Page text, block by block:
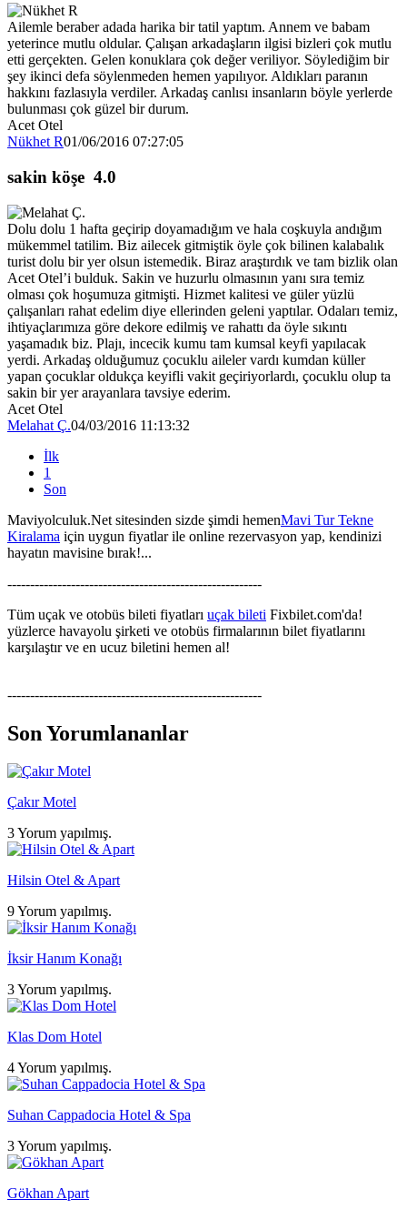
Ailemle beraber adada harika bir tatil yaptım. Annem ve babam
yeterince mutlu oldular. Çalışan arkadaşların ilgisi bizleri çok mutlu
etti gerçekten. Gelen konuklara çok değer veriliyor. Söylediğim bir
şey ikinci defa söylenmeden hemen yapılıyor. Aldıkları paranın
hakkını fazlasıyla verdiler. Arkadaş canlısı insanların böyle yerlerde
bulunması çok güzel bir durum.
Acet Otel
Nükhet R01/06/2016 07:27:05
sakin köşe 4.0
Dolu dolu 1 hafta geçirip doyamadığım ve hala coşkuyla andığım
mükemmel tatilim. Biz ailecek gitmiştik öyle çok bilinen kalabalık
turist dolu bir yer olsun istemedik. Biraz araştırdık ve tam bizlik olan
Acet Otel’i bulduk. Sakin ve huzurlu olmasının yanı sıra temiz
olması çok hoşumuza gitmişti. Hizmet kalitesi ve güler yüzlü
çalışanları rahat edelim diye ellerinden geleni yaptılar. Odaları temiz,
ihtiyaçlarımıza göre dekore edilmiş ve rahattı da öyle sıkıntı
yaşamadık biz. Plajı, incecik kumu tam kumsal keyfi yapılacak
yerdi. Arkadaş olduğumuz çocuklu aileler vardı kumdan küller
yapan çocuklar oldukça keyifli vakit geçiriyorlardı, çocuklu olup ta
sakin bir yer arayanlara tavsiye ederim.
Acet Otel
Melahat Ç.04/03/2016 11:13:32
İlk
1
Son
Maviyolculuk.Net sitesinden sizde şimdi hemenMavi Tur Tekne
Kiralama için uygun fiyatlar ile online rezervasyon yap, kendinizi
hayatın mavisine bırak!...
--------------------------------------------------------
Tüm uçak ve otobüs bileti fiyatları uçak bileti Fixbilet.com'da!
yüzlerce havayolu şirketi ve otobüs firmalarının bilet fiyatlarını
karşılaştır ve en ucuz biletini hemen al!
--------------------------------------------------------
Son Yorumlananlar
Çakır Motel
3 Yorum yapılmış.
Hilsin Otel & Apart
9 Yorum yapılmış.
İksir Hanım Konağı
3 Yorum yapılmış.
Klas Dom Hotel
4 Yorum yapılmış.
Suhan Cappadocia Hotel & Spa
3 Yorum yapılmış.
Gökhan Apart